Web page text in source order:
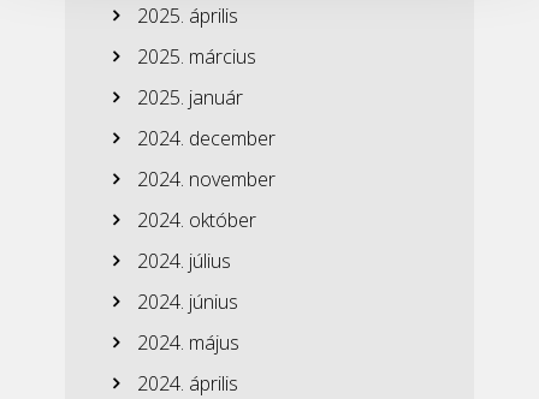
2025. április
2025. március
2025. január
2024. december
2024. november
2024. október
2024. július
2024. június
2024. május
2024. április